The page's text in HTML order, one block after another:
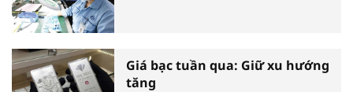
Giá bạc tuần qua: Giữ xu hướng
tăng